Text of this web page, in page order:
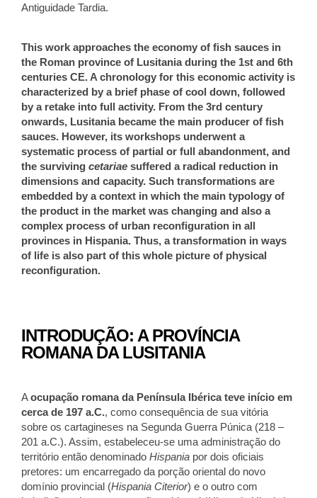
Antiguidade Tardia.
This work approaches the economy of fish sauces in
the Roman province of Lusitania during the 1st and 6th
centuries CE. A chronology for this economic activity is
characterized by a brief phase of cool down, followed
by a retake into full activity. From the 3rd century
onwards, Lusitania became the main producer of fish
sauces. However, its workshops underwent a
systematic process of partial or full abandonment, and
the surviving cetariae suffered a radical reduction in
dimensions and capacity. Such transformations are
embedded by a context in which the main typology of
the product in the market was changing and also a
complex process of urban reconfiguration in all
provinces in Hispania. Thus, a transformation in ways
of life is also part of this whole picture of physical
reconfiguration.
INTRODUÇÃO: A PROVÍNCIA
ROMANA DA LUSITANIA
Aocupação romana da Península Ibérica teve início em
cerca de 197 a.C., como consequência de sua vitória
sobre os cartagineses na Segunda Guerra Púnica (218 –
201 a.C.). Assim, estabeleceu-se uma administração do
território então denominado Hispania por dois oficiais
pretores: um encarregado da porção oriental do novo
domínio provincial (Hispania Citerior) e o outro com